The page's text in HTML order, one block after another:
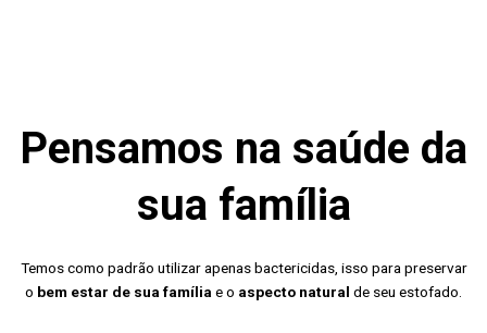
Pensamos na saúde da
sua família
Temos como padrão utilizar apenas bactericidas, isso para preservar
o bem estar de sua família e o aspecto natural de seu estofado.